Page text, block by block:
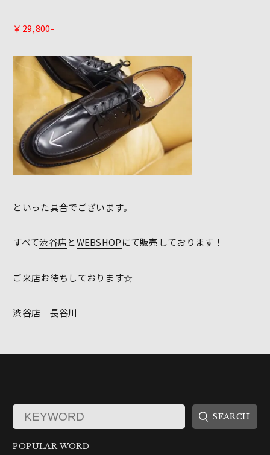
￥29,800-
といった具合でございます。
すべて渋谷店とWEBSHOPにて販売しております！
ご来店お待ちしております☆
渋谷店 長谷川
POPULAR WORD